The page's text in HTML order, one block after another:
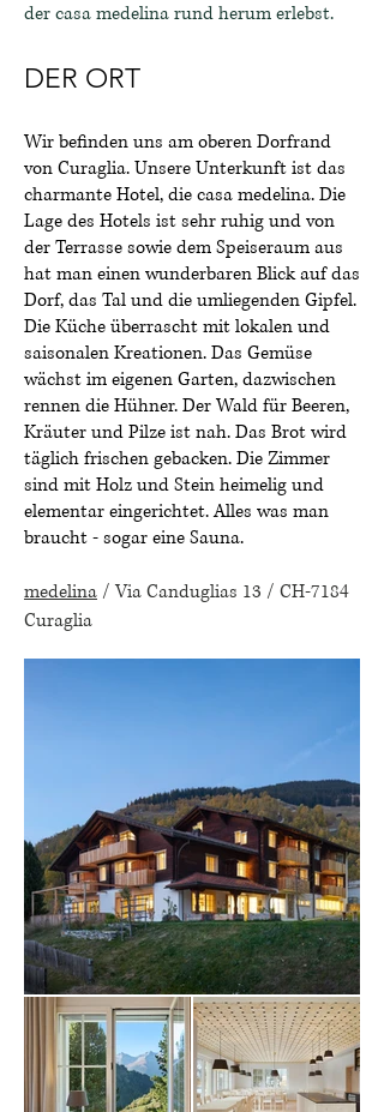
der casa medelina rund herum erlebst.
DER ORT
Wir befinden uns am oberen Dorfrand
von Curaglia. Unsere Unterkunft ist das
charmante Hotel, die casa medelina. Die
Lage des Hotels ist sehr ruhig und von
der Terrasse sowie dem Speiseraum aus
hat man einen wunderbaren Blick auf das
Dorf, das Tal und die umliegenden Gipfel.
Die Küche überrascht mit lokalen und
saisonalen Kreationen. Das Gemüse
wächst im eigenen Garten, dazwischen
rennen die Hühner. Der Wald für Beeren,
Kräuter und Pilze ist nah. Das Brot wird
täglich frischen gebacken. Die Zimmer
sind mit Holz und Stein heimelig und
elementar eingerichtet. Alles was man
braucht - sogar eine Sauna.
medelina / Via Canduglias 13 / CH-7184
Curaglia